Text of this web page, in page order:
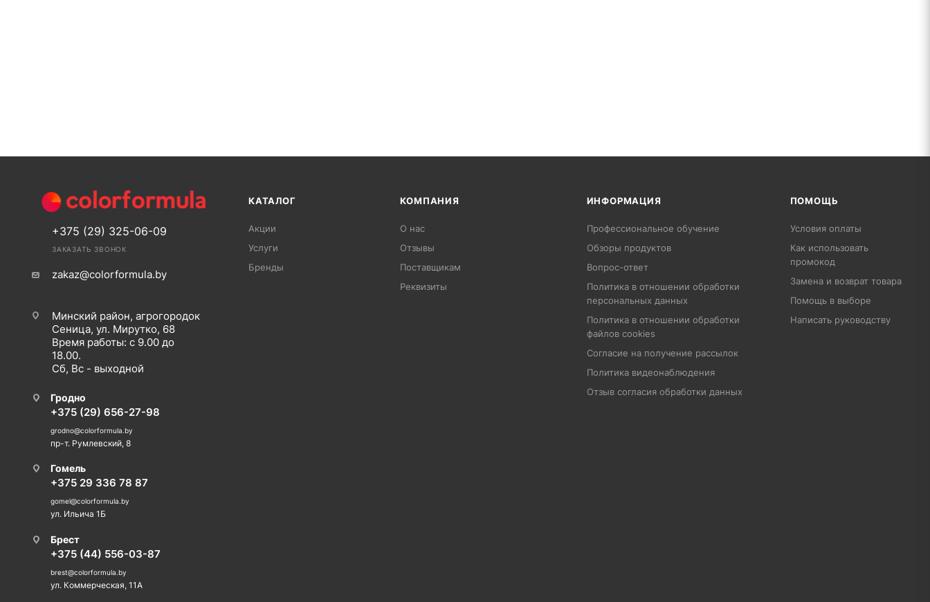
+375 (29) 325-06-09
ЗАКАЗАТЬ ЗВОНОК
zakaz@colorformula.by
Минский район, агрогородок
Сеница, ул. Мирутко, 68
Время работы: с 9.00 до
18.00.
Сб, Вс - выходной
Гродно
+375 (29) 656-27-98
grodno@colorformula.by
пр-т. Румлевский, 8
Гомель
+375 29 336 78 87
gomel@colorformula.by
ул. Ильича 1Б
Брест
+375 (44) 556-03-87
brest@colorformula.by
ул. Коммерческая, 11А
КАТАЛОГ
Акции
Услуги
Бренды
КОМПАНИЯ
О нас
Отзывы
Поставщикам
Реквизиты
ИНФОРМАЦИЯ
Профессиональное обучение
Обзоры продуктов
Вопрос-ответ
Политика в отношении обработки
персональных данных
Политика в отношении обработки
файлов cookies
Согласие на получение рассылок
Политика видеонаблюдения
Отзыв согласия обработки данных
ПОМОЩЬ
Условия оплаты
Как использовать
промокод
Замена и возврат товара
Помощь в выборе
Написать руководству